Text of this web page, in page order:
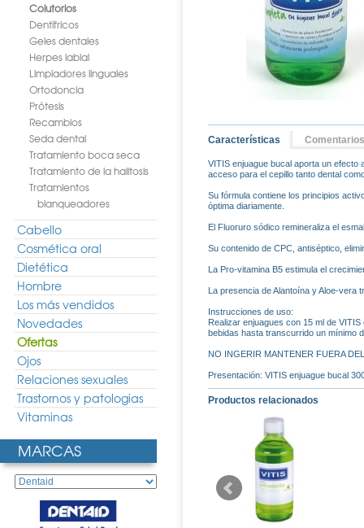
Colutorios
Dentífricos
Geles dentales
Herpes labial
Limpiadores linguales
Ortodoncia
Prótesis
Recambios
Seda dental
Tratamiento boca seca
Tratamiento de la halitosis
Tratamientos
blanqueadores
Cabello
Cosmética oral
Dietética
Hombre
Los más vendidos
Novedades
Ofertas
Ojos
Relaciones sexuales
Trastornos y patologias
Vitaminas
MARCAS
Características Comentarios
VITIS enjuague bucal aporta un efecto
acceso para el cepillo tanto dental
Su fórmula contiene los principios
óptima diariamente.
El Fluoruro sódico remineraliza el
Su contenido de CPC, antiséptico,
La Pro-vitamina B5 estimula el
La presencia de Alantoína y Aloe-vera
Instrucciones de uso:
Realizar enjuagues con 15 ml de
bebidas hasta transcurrido un mínimo
NO INGERIR MANTENER FUERA
Presentación: VITIS enjuague bucal
Productos relacionados